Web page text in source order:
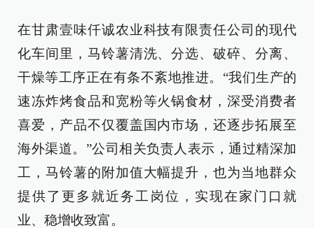
在甘肃壹味仟诚农业科技有限责任公司的现代
化车间里，马铃薯清洗、分选、破碎、分离、
干燥等工序正在有条不紊地推进。“我们生产的
速冻炸烤食品和宽粉等火锅食材，深受消费者
喜爱，产品不仅覆盖国内市场，还逐步拓展至
海外渠道。”公司相关负责人表示，通过精深加
工，马铃薯的附加值大幅提升，也为当地群众
提供了更多就近务工岗位，实现在家门口就
业、稳增收致富。